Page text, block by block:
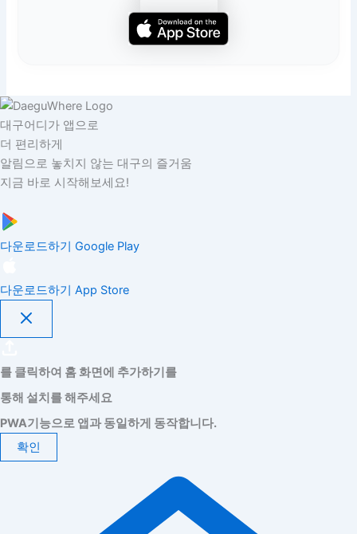
대구어디가 앱으로
더 편리하게
알림으로 놓치지 않는 대구의 즐거움
지금 바로 시작해보세요!
다운로드하기 Google Play
다운로드하기 App Store
를 클릭하여 홈 화면에 추가하기를
통해 설치를 해주세요
PWA기능으로 앱과 동일하게 동작합니다.
확인